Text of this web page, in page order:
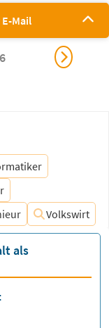
Mail
Volkswirt
als